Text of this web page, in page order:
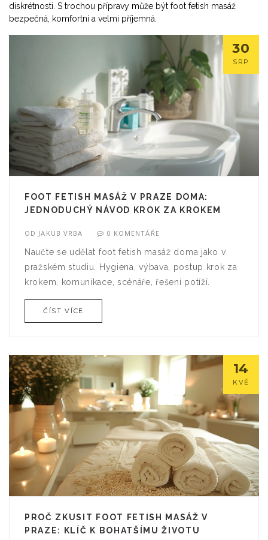
diskrétnosti. S trochou přípravy může být foot fetish masáž
bezpečná, komfortní a velmi příjemná.
30
SRP
FOOT FETISH MASÁŽ V PRAZE DOMA:
JEDNODUCHÝ NÁVOD KROK ZA KROKEM
OD JAKUB VRBA 0 KOMENTÁŘE
Naučte se udělat foot fetish masáž doma jako v
pražském studiu. Hygiena, výbava, postup krok za
krokem, komunikace, scénáře, řešení potíží.
ČÍST VÍCE
14
KVĚ
PROČ ZKUSIT FOOT FETISH MASÁŽ V
PRAZE: KLÍČ K BOHATŠÍMU ŽIVOTU